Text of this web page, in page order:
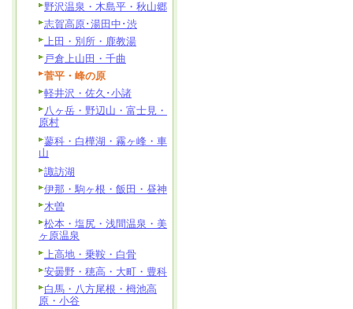
野沢温泉・木島平・秋山郷
志賀高原･湯田中･渋
上田・別所・鹿教湯
戸倉上山田・千曲
菅平・峰の原
軽井沢・佐久･小諸
八ヶ岳・野辺山・富士見・
原村
蓼科・白樺湖・霧ヶ峰・車
山
諏訪湖
伊那・駒ヶ根・飯田・昼神
木曽
松本・塩尻・浅間温泉・美
ヶ原温泉
上高地・乗鞍・白骨
安曇野・穂高・大町・豊科
白馬・八方尾根・栂池高
原・小谷